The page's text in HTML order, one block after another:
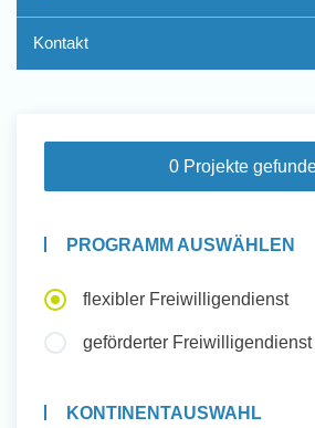
und Sozial
Initiativbewerbung
Kontakt
0 Projekte
PROGRAMM AUSWÄHLEN
flexibler Freiwilligendienst
geförderter Freiwilligendienst
KONTINENTAUSWAHL